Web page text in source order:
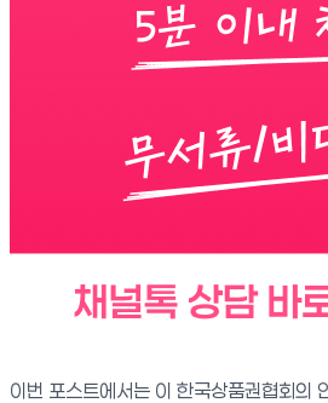
이번 포스트에서는 이 한국상품권협회의